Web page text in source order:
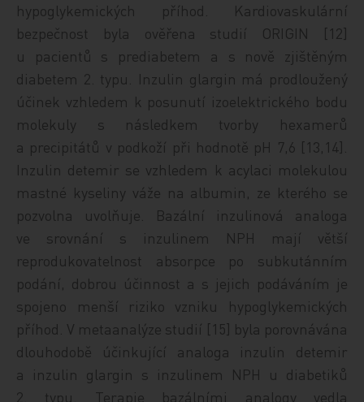
hypoglykemických příhod. Kardiovaskulární
bezpečnost byla ověřena studií ORIGIN [12]
u pacientů s prediabetem a s nově zjištěným
diabetem 2. typu. Inzulin glargin má prodloužený
účinek vzhledem k posunutí izoelektrického bodu
molekuly s následkem tvorby hexamerů
a precipitátů v podkoží při hodnotě pH 7,6 [13,14].
Inzulin detemir se vzhledem k acylaci molekulou
mastné kyseliny váže na albumin, ze kterého se
pozvolna uvolňuje. Bazální inzulinová analoga
ve srovnání s inzulinem NPH mají větší
reprodukovatelnost absorpce po subkutánním
podání, dobrou účinnost a s jejich podáváním je
spojeno menší riziko vzniku hypoglykemických
příhod. V metaanalýze studií [15] byla porovnávána
dlouhodobě účinkující analoga inzulin detemir
a inzulin glargin s inzulinem NPH u diabetiků
2. typu. Terapie bazálními analogy vedla